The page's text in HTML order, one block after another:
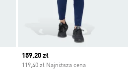
Current price
159,20 zł
119,40 zł Najniższa cena